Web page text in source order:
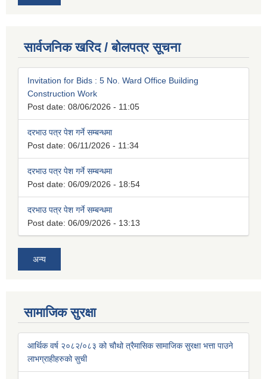
सार्वजनिक खरिद / बोलपत्र सूचना
Invitation for Bids : 5 No. Ward Office Building
Construction Work
Post date: 08/06/2026 - 11:05
दरभाउ पत्र पेश गर्ने सम्बन्धमा
Post date: 06/11/2026 - 11:34
दरभाउ पत्र पेश गर्ने सम्बन्धमा
Post date: 06/09/2026 - 18:54
दरभाउ पत्र पेश गर्ने सम्बन्धमा
Post date: 06/09/2026 - 13:13
अन्य
सामाजिक सुरक्षा
आर्थिक वर्ष २०८२/०८३ को चौथो त्रैमासिक सामाजिक सुरक्षा भत्ता पाउने
लाभग्राहीहरुको सुची